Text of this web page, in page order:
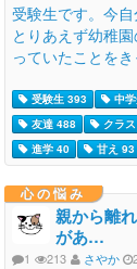
受験生です。今
とりあえず幼稚
っていたことを
受験生 393 中学
友達 488
クラ
進学 40
甘え 93
心の悩み
親から離
があ…
1 213 さやか